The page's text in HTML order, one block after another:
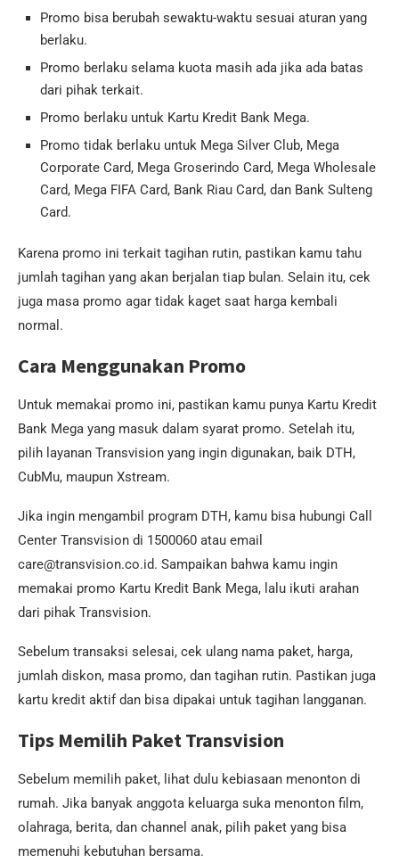
Promo bisa berubah sewaktu-waktu sesuai aturan yang
berlaku.
Promo berlaku selama kuota masih ada jika ada batas
dari pihak terkait.
Promo berlaku untuk Kartu Kredit Bank Mega.
Promo tidak berlaku untuk Mega Silver Club, Mega
Corporate Card, Mega Groserindo Card, Mega Wholesale
Card, Mega FIFA Card, Bank Riau Card, dan Bank Sulteng
Card.
Karena promo ini terkait tagihan rutin, pastikan kamu tahu
jumlah tagihan yang akan berjalan tiap bulan. Selain itu, cek
juga masa promo agar tidak kaget saat harga kembali
normal.
Cara Menggunakan Promo
Untuk memakai promo ini, pastikan kamu punya Kartu Kredit
Bank Mega yang masuk dalam syarat promo. Setelah itu,
pilih layanan Transvision yang ingin digunakan, baik DTH,
CubMu, maupun Xstream.
Jika ingin mengambil program DTH, kamu bisa hubungi Call
Center Transvision di 1500060 atau email
care@transvision.co.id. Sampaikan bahwa kamu ingin
memakai promo Kartu Kredit Bank Mega, lalu ikuti arahan
dari pihak Transvision.
Sebelum transaksi selesai, cek ulang nama paket, harga,
jumlah diskon, masa promo, dan tagihan rutin. Pastikan juga
kartu kredit aktif dan bisa dipakai untuk tagihan langganan.
Tips Memilih Paket Transvision
Sebelum memilih paket, lihat dulu kebiasaan menonton di
rumah. Jika banyak anggota keluarga suka menonton film,
olahraga, berita, dan channel anak, pilih paket yang bisa
memenuhi kebutuhan bersama.